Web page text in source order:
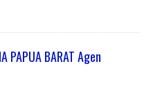
PAPUA BARAT Agen